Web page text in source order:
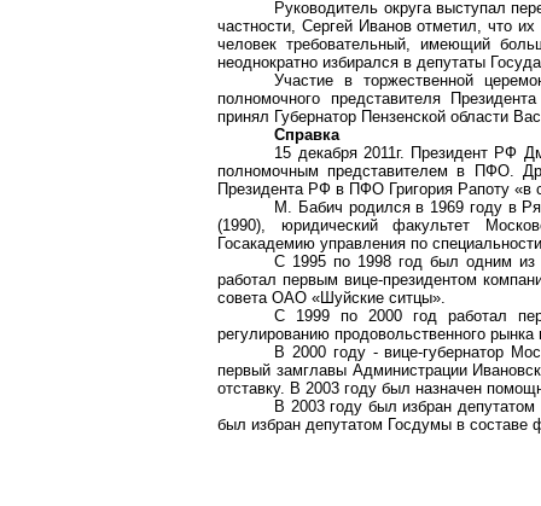
Руководитель округа выступал
частности, Сергей Иванов отметил, что
человек требовательный, имеющий
неоднократно избирался в депутаты
Участие в торжественной
полномочного представителя
принял Губернатор Пензенской области
Справка
15 декабря 2011г. Президент РФ
полномочным представителем в ПФО.
Президента РФ в ПФО Григория Рапоту «в
М. Бабич родился в 1969 году в
(1990), юридический факультет
Госакадемию управления по
С 1995 по 1998 год был одним из
работал первым вице-президентом
совета ОАО «Шуйские ситцы».
С 1999 по 2000 год работал
регулированию продовольственного
В 2000 году - вице-губернатор
первый замглавыАдминистрации
отставку. В 2003 году был назначен
В 2003 году был избран
был избран депутатом Госдумы в составе